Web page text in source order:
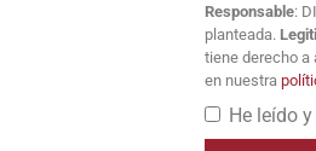
Responsable:
planteada.
tiene derecho a
en nuestra
He leído